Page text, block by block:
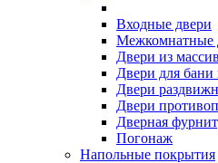
Входные двери
Межкомнатные
Двери из
Двери для бани
Двери
Двери
Дверная
Погонаж
Напольные покрытия